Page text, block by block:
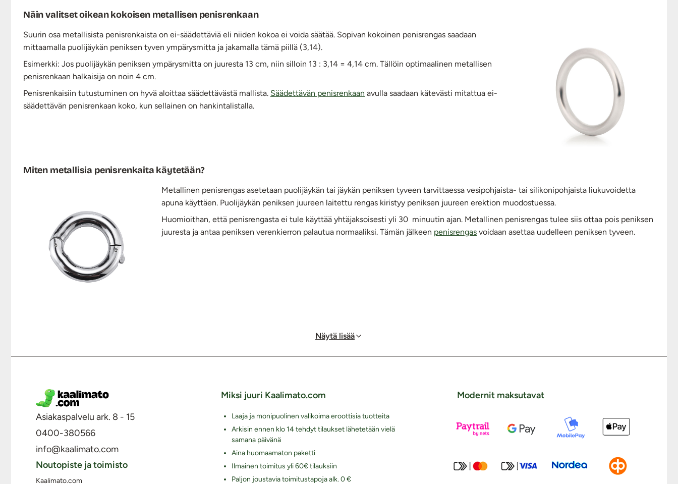
Näin valitset oikean kokoisen metallisen penisrenkaan
Suurin osa metallisista penisrenkaista on ei-säädettäviä eli niiden kokoa ei voida säätää. Sopivan kokoinen penisrengas saadaan
mittaamalla puolijäykän peniksen tyven ympärysmitta ja jakamalla tämä piillä (3,14).
Esimerkki: Jos puolijäykän peniksen ympärysmitta on juuresta 13 cm, niin silloin 13 : 3,14 = 4,14 cm. Tällöin optimaalinen metallisen
penisrenkaan halkaisija on noin 4 cm.
Penisrenkaisiin tutustuminen on hyvä aloittaa säädettävästä mallista. Säädettävän penisrenkaan avulla saadaan kätevästi mitattua ei-
säädettävän penisrenkaan koko, kun sellainen on hankintalistalla.
Miten metallisia penisrenkaita käytetään?
Metallinen penisrengas asetetaan puolijäykän tai jäykän peniksen tyveen tarvittaessa vesipohjaista- tai silikonipohjaista liukuvoidetta
apuna käyttäen. Puolijäykän peniksen juureen laitettu rengas kiristyy peniksen juureen erektion muodostuessa.
Huomioithan, että penisrengasta ei tule käyttää yhtäjaksoisesti yli 30 minuutin ajan. Metallinen penisrengas tulee siis ottaa pois peniksen
juuresta ja antaa peniksen verenkierron palautua normaaliksi. Tämän jälkeen penisrengas voidaan asettaa uudelleen peniksen tyveen.
Näytä lisää
Asiakaspalvelu ark. 8 - 15
0400-380566
info@kaalimato.com
Noutopiste ja toimisto
Kaalimato.com
Miksi juuri Kaalimato.com
Laaja ja monipuolinen valikoima eroottisia tuotteita
Arkisin ennen klo 14 tehdyt tilaukset lähetetään vielä
samana päivänä
Aina huomaamaton paketti
Ilmainen toimitus yli 60€ tilauksiin
Paljon joustavia toimitustapoja alk. 0 €
Modernit maksutavat